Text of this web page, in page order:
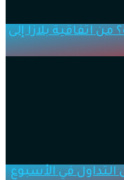
اتفاقية بلازا إلى
في الأسبوع